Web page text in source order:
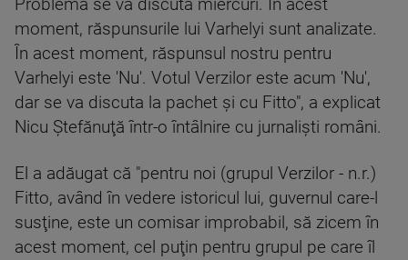
Problema se va discuta miercuri. În acest
moment, răspunsurile lui Varhelyi sunt analizate.
În acest moment, răspunsul nostru pentru
Varhelyi este 'Nu'. Votul Verzilor este acum 'Nu',
dar se va discuta la pachet şi cu Fitto", a explicat
Nicu Ştefănuţă într-o întâlnire cu jurnalişti români.
El a adăugat că "pentru noi (grupul Verzilor - n.r.)
Fitto, având în vedere istoricul lui, guvernul care-l
susţine, este un comisar improbabil, să zicem în
acest moment, cel puţin pentru grupul pe care îl